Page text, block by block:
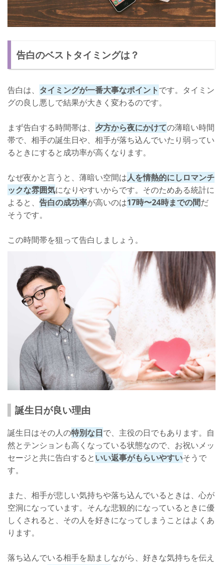
告白のベストタイミングは？
告白は、 タイミングが一番大事なポイントです。タイミン
グの良し悪しで結果が大きく変わるのです。
まず告白する時間帯は、 夕方から夜にかけての薄暗い時間
帯で、相手の誕生日や、相手が落ち込んでいたり弱ってい
るときにすると成功率が高くなります。
なぜ夜かと言うと、薄暗い空間は人を情熱的にしロマンチ
ックな雰囲気になりやすいからです。そのためある統計に
よると、 告白の成功率が高いのは17時〜24時までの間だ
そうです。
この時間帯を狙って告白しましょう。
誕生日が良い理由
誕生日はその人の特別な日で、主役の日でもあります。自
然とテンションも高くなっている状態なので、お祝いメッ
セージと共に告白するといい返事がもらいやすいそうで
す。
また、相手が悲しい気持ちや落ち込んでいるときは、心が
空洞になっています。そんな悲観的になっているときに優
しくされると、その人を好きになってしまうことはよくあ
ります。
落ち込んでいる相手を励ましながら、好きな気持ちを伝え